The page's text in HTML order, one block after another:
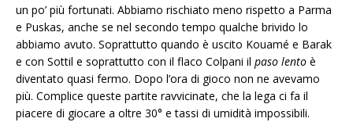
un po’ più fortunati. Abbiamo rischiato meno rispetto a Parma
e Puskas, anche se nel secondo tempo qualche brivido lo
abbiamo avuto. Soprattutto quando è uscito Kouamé e Barak
e con Sottil e soprattutto con il flaco Colpani il paso lento è
diventato quasi fermo. Dopo l’ora di gioco non ne avevamo
più. Complice queste partite ravvicinate, che la lega ci fa il
piacere di giocare a oltre 30° e tassi di umidità impossibili.